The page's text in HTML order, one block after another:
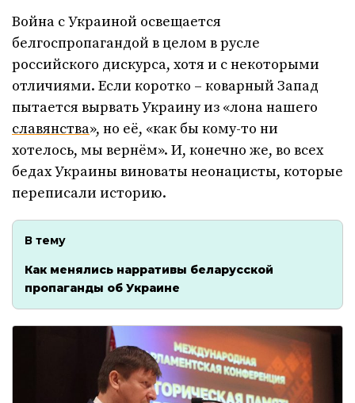
Война с Украиной освещается
белгоспропагандой в целом в русле
российского дискурса, хотя и с некоторыми
отличиями. Если коротко – коварный Запад
пытается вырвать Украину из «лона нашего
славянства», но её, «как бы кому-то ни
хотелось, мы вернём». И, конечно же, во всех
бедах Украины виноваты неонацисты, которые
переписали историю.
В тему
Как менялись нарративы беларусской
пропаганды об Украине